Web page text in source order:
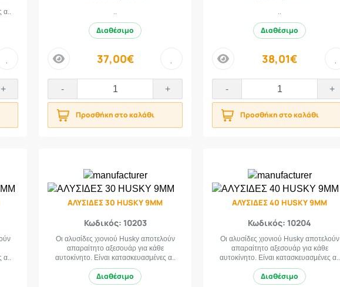
α..
+
..
Διαθέσιμο
price 37,00€
- +
Προσθήκη στο καλάθι
..
Διαθέσιμο
price 38,01€
- +
Προσθήκη στο καλάθι
ΑΛΥΣΙΔΕΣ 30 HUSKY 9MM
Κωδικός: 10203
Οι αλυσίδες χιονιού Husky αποτελούν
απαραίτητο αξεσουάρ για κάθε
αυτοκίνητο. Είναι κατασκευασμένες α..
Διαθέσιμο
ΑΛΥΣΙΔΕΣ 40 HUSKY 9MM
Κωδικός: 10204
Οι αλυσίδες χιονιού Husky αποτελούν
απαραίτητο αξεσουάρ για κάθε
αυτοκίνητο. Είναι κατασκευασμένες α..
Διαθέσιμο